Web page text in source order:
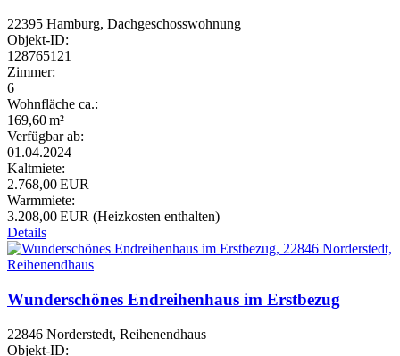
22395 Hamburg, Dachgeschosswohnung
Objekt-ID:
128765121
Zimmer:
6
Wohnfläche ca.:
169,60 m²
Verfügbar ab:
01.04.2024
Kaltmiete:
2.768,00 EUR
Warmmiete:
3.208,00 EUR (Heizkosten enthalten)
Details
Wunderschönes Endreihenhaus im Erstbezug
22846 Norderstedt, Reihenendhaus
Objekt-ID: